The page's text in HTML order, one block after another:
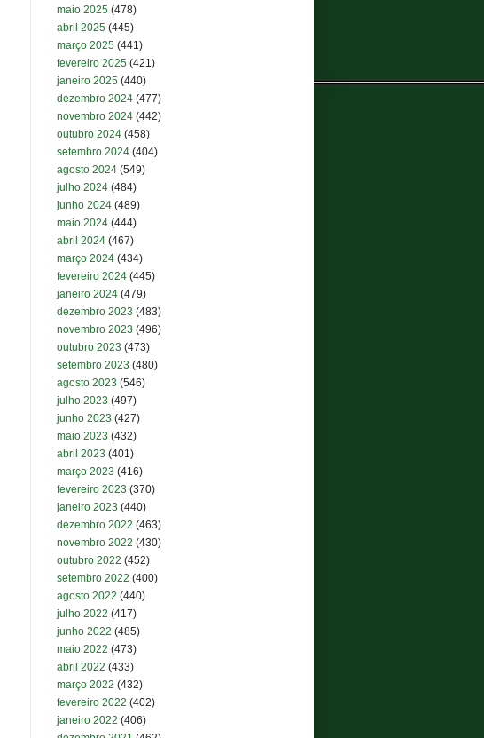
maio 2025 (478)
abril 2025 (445)
março 2025 (441)
fevereiro 2025 (421)
janeiro 2025 (440)
dezembro 2024 (477)
novembro 2024 (442)
outubro 2024 (458)
setembro 2024 (404)
agosto 2024 (549)
julho 2024 (484)
junho 2024 (489)
maio 2024 (444)
abril 2024 (467)
março 2024 (434)
fevereiro 2024 (445)
janeiro 2024 (479)
dezembro 2023 (483)
novembro 2023 (496)
outubro 2023 (473)
setembro 2023 (480)
agosto 2023 (546)
julho 2023 (497)
junho 2023 (427)
maio 2023 (432)
abril 2023 (401)
março 2023 (416)
fevereiro 2023 (370)
janeiro 2023 (440)
dezembro 2022 (463)
novembro 2022 (430)
outubro 2022 (452)
setembro 2022 (400)
agosto 2022 (440)
julho 2022 (417)
junho 2022 (485)
maio 2022 (473)
abril 2022 (433)
março 2022 (432)
fevereiro 2022 (402)
janeiro 2022 (406)